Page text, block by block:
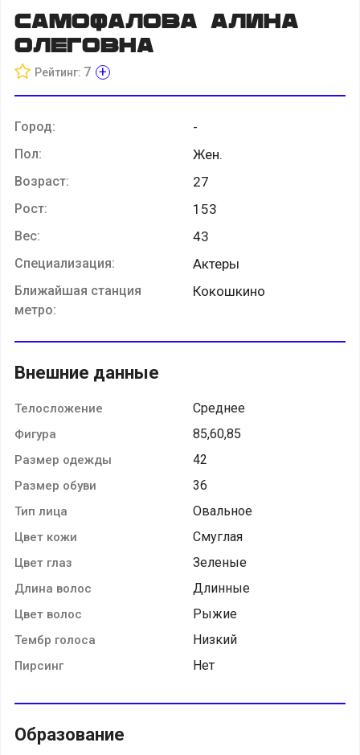
Самофалова Алина
Олеговна
Рейтинг: 7 +
Город: -
Пол: Жен.
Возраст: 27
Рост: 153
Вес: 43
Специализация: Актеры
Ближайшая станция
метро:
Кокошкино
Внешние данные
Телосложение Среднее
Фигура 85,60,85
Размер одежды 42
Размер обуви 36
Тип лица Овальное
Цвет кожи Смуглая
Цвет глаз Зеленые
Длина волос Длинные
Цвет волос Рыжие
Тембр голоса Низкий
Пирсинг Нет
Образование